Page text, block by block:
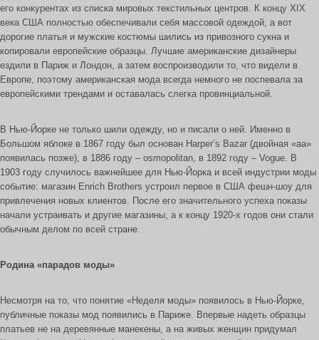
его конкурентах из списка мировых текстильных центров. К концу XIX
века США полностью обеспечивали себя массовой одеждой, а вот
дорогие платья и мужские костюмы шились из привозного сукна и
копировали европейские образцы. Лучшие американские дизайнеры
ездили в Париж и Лондон, а затем воспроизводили то, что видели в
Европе, поэтому американская мода всегда немного не поспевала за
европейскими трендами и оставалась слегка провинциальной.
В Нью-Йорке не только шили одежду, но и писали о ней. Именно в
Большом яблоке в 1867 году был основан Harper’s Bazar (двойная «аа»
появилась позже), в 1886 году – osmopolitan, в 1892 году – Vogue. В
1903 году случилось важнейшее для Нью-Йорка и всей индустрии моды
событие: магазин Enrich Brothers устроил первое в США фешн-шоу для
привлечения новых клиентов. После его значительного успеха показы
начали устраивать и другие магазины, а к концу 1920-х годов они стали
обычным делом по всей стране.
Родина «парадов моды»
Несмотря на то, что понятие «Неделя моды» появилось в Нью-Йорке,
публичные показы мод появились в Париже. Впервые надеть образцы
платьев не на деревянные манекены, а на живых женщин придумал